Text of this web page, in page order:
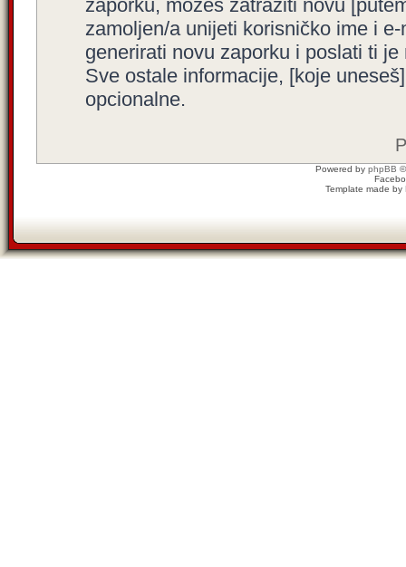
zaporku, možeš zatražiti novu
zamoljen/a unijeti korisničko ime i
generirati novu zaporku i poslati ti je
Sve ostale informacije, [koje
opcionalne.
Powered by phpBB
Template made by